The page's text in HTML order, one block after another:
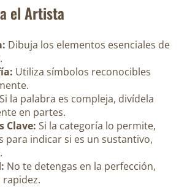
el Artista
Dibuja los elementos esenciales de
Utiliza símbolos reconocibles
Si la palabra es compleja, divídela
en partes.
Clave: Si la categoría lo permite,
para indicar si es un sustantivo,
No te detengas en la perfección,